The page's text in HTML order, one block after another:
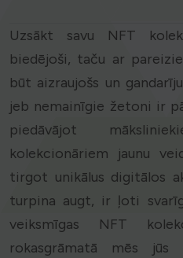
Uzsākt savu NFT
biedējoši, taču ar
būt aizraujošs un
jeb nemainīgie žetoni ir
piedāvājot
kolekcionāriem jaunu
tirgot unikālus digitālos
turpina augt, ir ļoti
veiksmīgas NFT
rokasgrāmatā mēs jūs